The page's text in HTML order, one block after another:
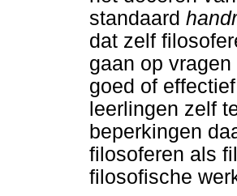
standaard
dat zelf
gaan op
goed of
leerlingen zelf
beperkingen
filosoferen als
filosofische